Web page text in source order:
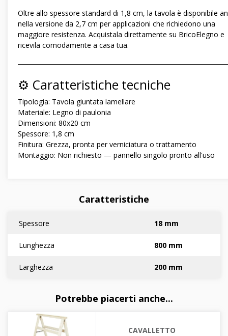
Oltre allo spessore standard di 1,8 cm, la tavola è disponibile
nella versione da 2,7 cm per applicazioni che richiedono una
maggiore resistenza. Acquistala direttamente su BricoElegno e
ricevila comodamente a casa tua.
⚙️ Caratteristiche tecniche
Tipologia: Tavola giuntata lamellare
Materiale: Legno di paulonia
Dimensioni: 80x20 cm
Spessore: 1,8 cm
Finitura: Grezza, pronta per verniciatura o trattamento
Montaggio: Non richiesto — pannello singolo pronto all'uso
Caratteristiche
Spessore 18 mm
Lunghezza 800 mm
Larghezza 200 mm
Potrebbe piacerti anche...
CAVALLETTO